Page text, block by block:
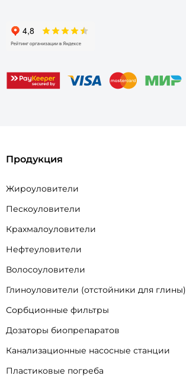
Продукция
Жироуловители
Пескоуловители
Крахмалоуловители
Нефтеуловители
Волосоуловители
Глиноуловители (отстойники для глины)
Сорбционные фильтры
Дозаторы биопрепаратов
Канализационные насосные станции
Пластиковые погреба